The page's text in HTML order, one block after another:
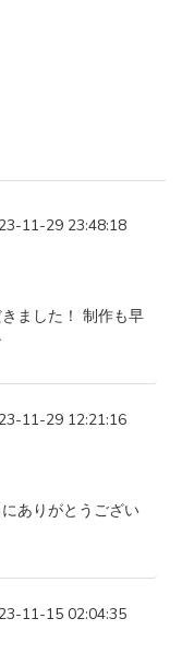
11-29 23:48:18
ました！ 制作も早
11-29 12:21:16
ありがとうござい
11-15 02:04:35